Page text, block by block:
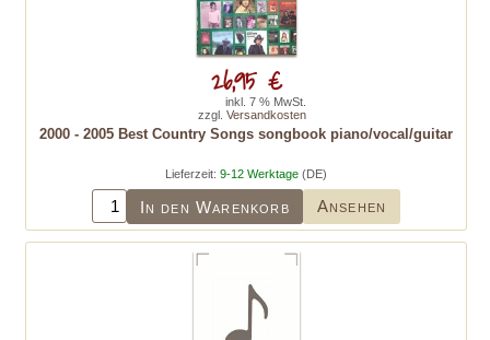
2000 - 2005 Best Country Songs songbook piano/vocal/guitar
Lieferzeit: 9-12 Werktage (DE)
In den Warenkorb Ansehen
26,95 €
inkl. 7 % MwSt.
zzgl. Versandkosten